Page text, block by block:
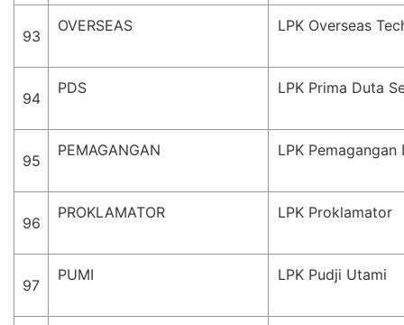
93
OVERSEAS LPK Overseas
94
PDS LPK Prima Duta
95
PEMAGANGAN LPK
96
PROKLAMATOR LPK Proklamator
97
PUMI LPK Pudji Utami